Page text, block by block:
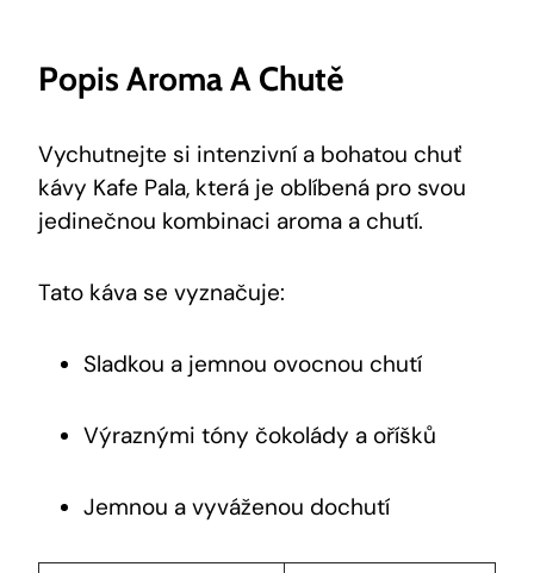
Popis Aroma A Chutě
Vychutnejte si intenzivní⁢ a bohatou chuť
kávy ⁤Kafe Pala, ‍která je oblíbená pro​ svou
jedinečnou kombinaci aroma a chutí.
Tato káva ⁤se vyznačuje:
Sladkou a jemnou ovocnou chutí
Výraznými tóny čokolády a ‌oříšků
Jemnou a vyváženou ⁣dochutí